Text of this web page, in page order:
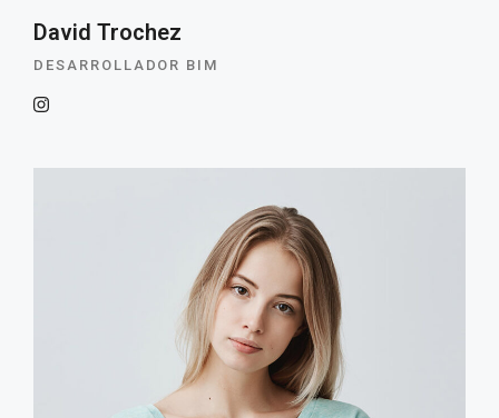
David Trochez
DESARROLLADOR BIM